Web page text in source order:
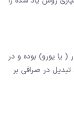
نیز سقف برداشت برابر با 5000 دلار ( یا یورو) بوده و در
تبدیل در صرافی بر